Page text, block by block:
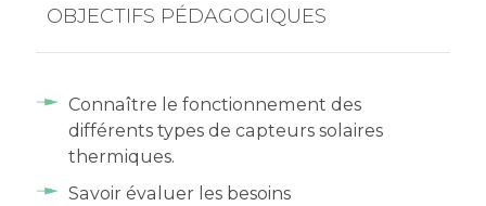
OBJECTIFS PÉDAGOGIQUES
Connaître le fonctionnement des
différents types de capteurs solaires
thermiques.
Savoir évaluer les besoins